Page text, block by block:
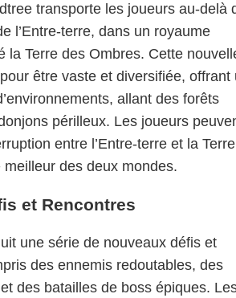
transporte les joueurs au-delà
l’Entre-terre, dans un royaume
la Terre des Ombres. Cette
être vaste et diversifiée, offrant
allant des forêts
périlleux. Les joueurs
entre l’Entre-terre et la
des deux mondes.
et Rencontres
une série de nouveaux défis et
des ennemis redoutables, des
des batailles de boss épiques.